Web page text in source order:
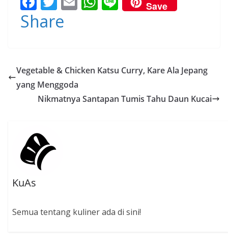
ac
e
o
o
k
w
itt
A
p
n
Save
Share
Vegetable & Chicken Katsu Curry, Kare Ala Jepang
yang Menggoda
Nikmatnya Santapan Tumis Tahu Daun Kucai
KuAs
Semua tentang kuliner ada di sini!